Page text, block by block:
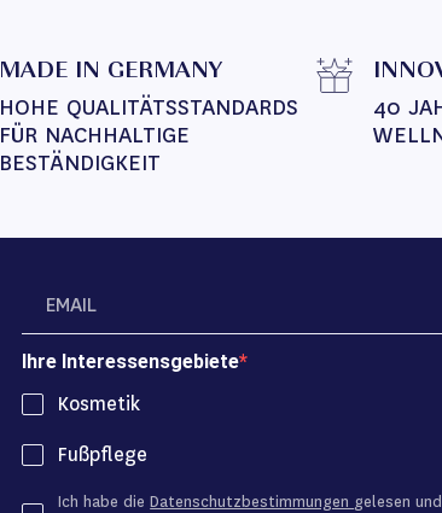
MADE IN GERMANY
HOHE QUALITÄTSSTANDARDS
FÜR NACHHALTIGE
BESTÄNDIGKEIT
40
Ihre Interessensgebiete
Kosmetik
Fußpflege
Ich habe dieDatenschutzbestimmungen gelesen